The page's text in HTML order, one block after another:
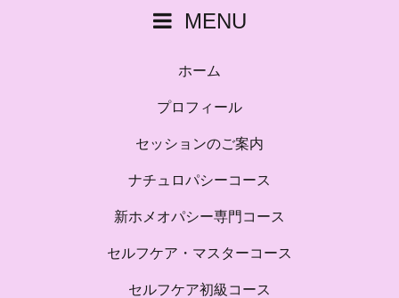
MENU
ホーム
プロフィール
セッションのご案内
ナチュロパシーコース
新ホメオパシー専門コース
セルフケア・マスターコース
セルフケア初級コース